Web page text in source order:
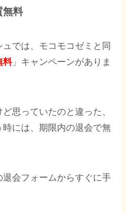
無料
では、モコモコゼミと同
料」キャンペーンがありま
思っていたのと違った、
には、期限内の退会で無
会フォームからすぐに手